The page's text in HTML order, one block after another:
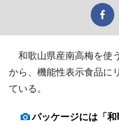
和歌山県産南高梅を使
から、機能性表示食品に
ている。
パッケージには「